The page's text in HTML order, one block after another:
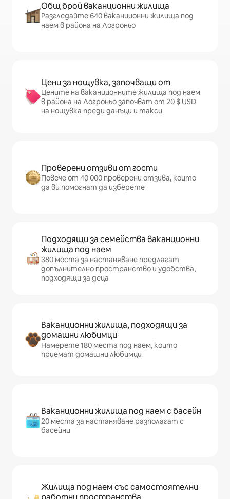
Общ брой ваканционни жилища
Разгледайте 640 ваканционни жилища под
наем в района на Логроньо
Цени за нощувка, започващи от
Цените на ваканционните жилища под наем
в района на Логроньо започват от 20 $ USD
на нощувка преди данъци и такси
Проверени отзиви от гости
Повече от 40 000 проверени отзива, които
да ви помогнат да изберете
Подходящи за семейства ваканционни
жилища под наем
380 места за настаняване предлагат
допълнително пространство и удобства,
подходящи за деца
Ваканционни жилища, подходящи за
домашни любимци
Намерете 180 места под наем, които
приемат домашни любимци
Ваканционни жилища под наем с басейн
20 места за настаняване разполагат с
басейни
Жилища под наем със самостоятелни